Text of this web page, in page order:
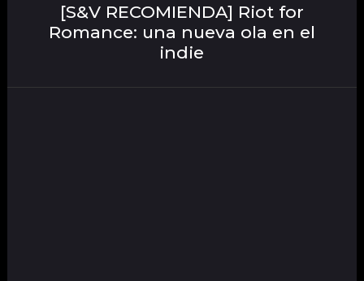
[S&V RECOMIENDA] Riot for
Romance: una nueva ola en el
indie